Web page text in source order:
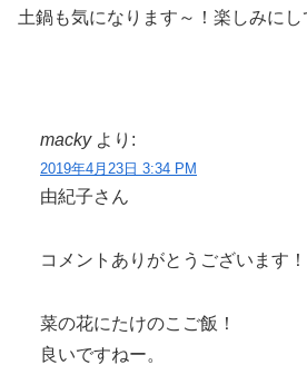
土鍋も気になります～！楽しみにし
macky より:
2019年4月23日 3:34 PM
由紀子さん
コメントありがとうございます！
菜の花にたけのこご飯！
良いですねー。